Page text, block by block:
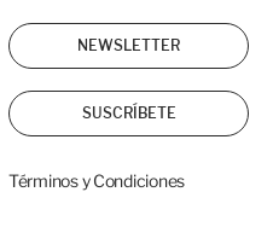
NEWSLETTER
SUSCRÍBETE
Términos y Condiciones